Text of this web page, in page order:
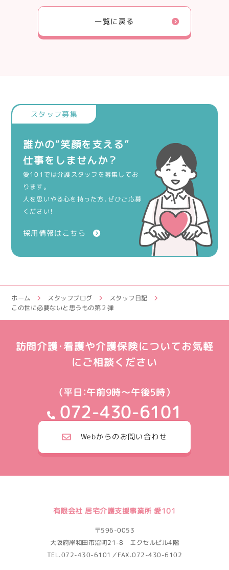
一覧に戻る
誰かの“笑顔を支える”
仕事をしませんか？
愛101では介護スタッフを募集してお
ります。
人を思いやる心を持った方、ぜひご応募
ください！
採用情報はこちら
ホーム スタッフブログ
スタッフ日記
この世に必要ないと思うもの第２弾
訪問介護・看護や介護保険についてお気軽
にご相談ください
（平日：午前9時～午後5時）
072-430-6101
Webからのお問い合わせ
有限会社 居宅介護支援事業所 愛101
〒596-0053
大阪府岸和田市沼町21-8 エクセルビル4階
TEL.072-430-6101／FAX.072-430-6102